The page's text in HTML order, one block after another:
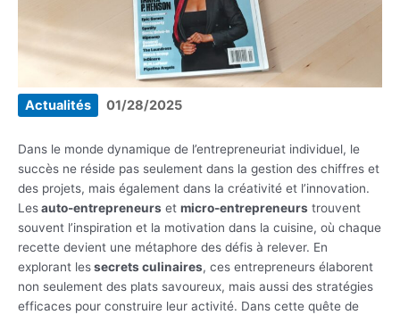
Actualités 01/28/2025
Dans le monde dynamique de l’entrepreneuriat individuel, le
succès ne réside pas seulement dans la gestion des chiffres et
des projets, mais également dans la créativité et l’innovation.
Lesauto-entrepreneurs et micro-entrepreneurs trouvent
souvent l’inspiration et la motivation dans la cuisine, où chaque
recette devient une métaphore des défis à relever. En
explorant lessecrets culinaires, ces entrepreneurs élaborent
non seulement des plats savoureux, mais aussi des stratégies
efficaces pour construire leur activité. Dans cette quête de